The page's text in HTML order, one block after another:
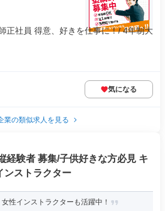
正社員 得意、好きを仕事に！/ 4年制大
気になる
業の類似求人を見る
経験者 募集/子供好きな方必見 キ
ンストラクター
性インストラクターも活躍中！